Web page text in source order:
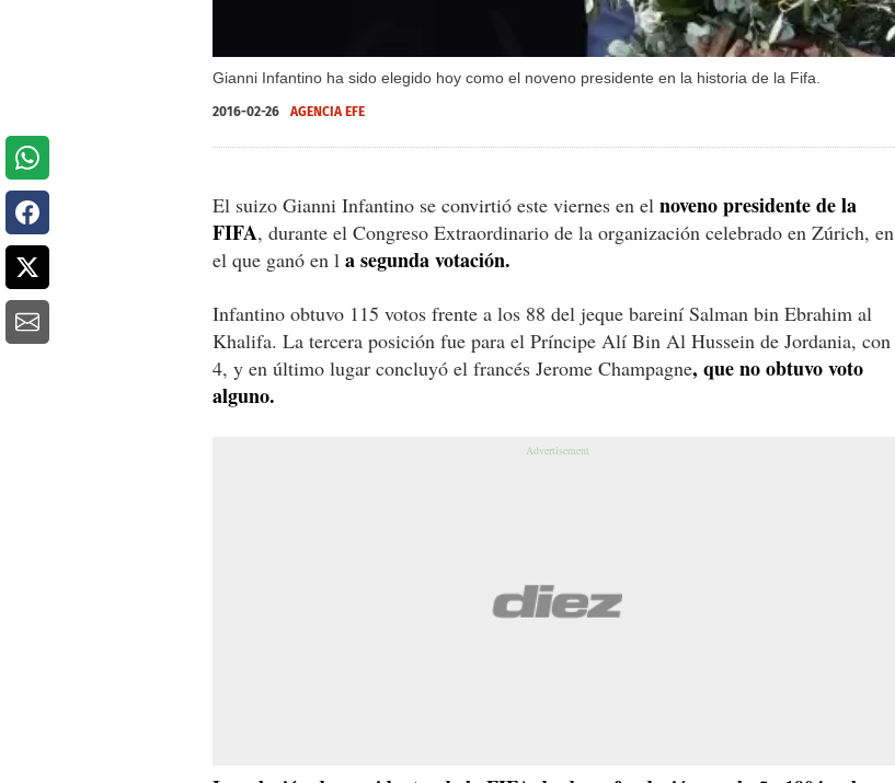
Gianni Infantino ha sido elegido hoy como el noveno presidente en la historia de la Fifa.
2016-02-26 AGENCIA EFE
El suizo Gianni Infantino se convirtió este viernes en el noveno presidente de la
FIFA, durante el Congreso Extraordinario de la organización celebrado en Zúrich, en
el que ganó en l a segunda votación.
Infantino obtuvo 115 votos frente a los 88 del jeque bareiní Salman bin Ebrahim al
Khalifa. La tercera posición fue para el Príncipe Alí Bin Al Hussein de Jordania, con
4, y en último lugar concluyó el francés Jerome Champagne, que no obtuvo voto
alguno.